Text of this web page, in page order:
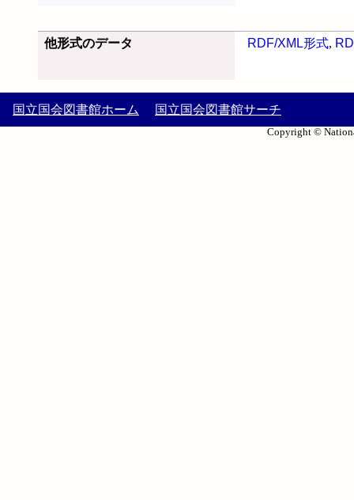
他形式のデータ RDF/XML形式,
国立国会図書館ホーム 国立国会図書館サーチ
Copyright ©